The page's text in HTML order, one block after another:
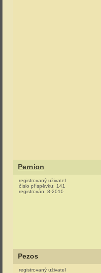
Pernion
registrovaný uživatel
číslo příspěvku: 141
registrován: 8-2010
Pezos
registrovaný uživatel